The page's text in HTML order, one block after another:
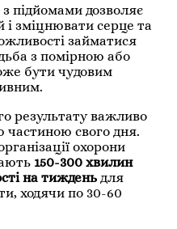
підйомами дозволяє
зміцнювати серце та
займатися
з помірною або
бути чудовим
результату важливо
частиною свого дня.
охорони
150-300 хвилин
на тиждень для
ходячи по 30-60